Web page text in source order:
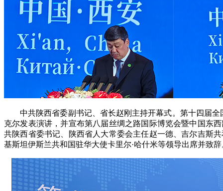
中共陕西省委副书记、省长赵刚主持开幕式。第十四届全
克尔发表演讲，并宣布第八届丝绸之路国际博览会暨中国东
共陕西省委书记、陕西省人大常委会主任赵一德、吉尔吉斯
基斯坦伊斯兰共和国驻华大使卡里尔·哈什米等领导出席并致辞